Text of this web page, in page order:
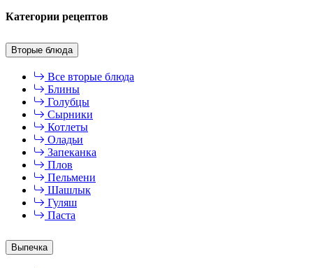
Категории рецептов
Вторые блюда
Все вторые блюда
Блины
Голубцы
Сырники
Котлеты
Оладьи
Запеканка
Плов
Пельмени
Шашлык
Гуляш
Паста
Выпечка